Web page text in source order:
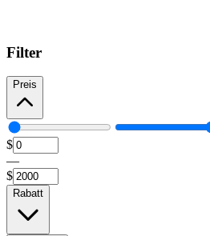
Filter
Preis
$
—
$
Rabatt